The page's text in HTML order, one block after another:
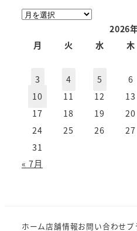
ア
2026
月
火 水 木
3
4 5 6
10
11 12 13
17
18 19 20
24
25 26 27
31
« 7月
ホーム店舗情報お問い合わせプ